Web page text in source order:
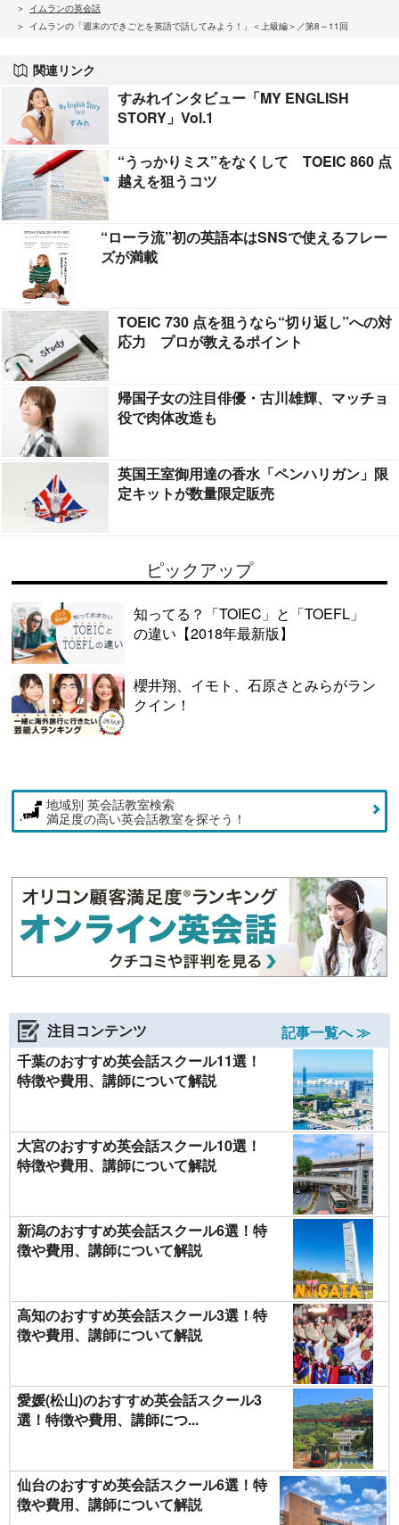
イムランの英会話
イムランの「週末のできごとを英語で話してみよう！」＜上級編＞／第8～11回
関連リンク
すみれインタビュー「MY ENGLISH
STORY」Vol.1
“うっかりミス”をなくして TOEIC 860 点
越えを狙うコツ
“ローラ流”初の英語本はSNSで使えるフレー
ズが満載
TOEIC 730 点を狙うなら“切り返し”への対
応力 プロが教えるポイント
帰国子女の注目俳優・古川雄輝、マッチョ
役で肉体改造も
英国王室御用達の香水「ペンハリガン」限
定キットが数量限定販売
ピックアップ
知ってる？「TOIEC」と「TOEFL」
の違い【2018年最新版】
櫻井翔、イモト、石原さとみらがラン
クイン！
地域別 英会話教室検索
満足度の高い英会話教室を探そう！
注目コンテンツ
記事一覧へ ≫
千葉のおすすめ英会話スクール11選！
特徴や費用、講師について解説
大宮のおすすめ英会話スクール10選！
特徴や費用、講師について解説
新潟のおすすめ英会話スクール6選！特
徴や費用、講師について解説
高知のおすすめ英会話スクール3選！特
徴や費用、講師について解説
愛媛(松山)のおすすめ英会話スクール3
選！特徴や費用、講師につ...
仙台のおすすめ英会話スクール6選！特
徴や費用、講師について解説